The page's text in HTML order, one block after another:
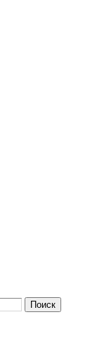
Поиск